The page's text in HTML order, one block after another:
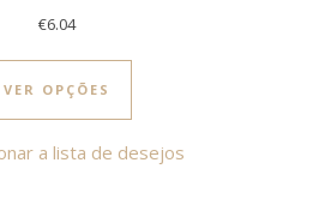
€6.04
VER OPÇÕES
This product has
a lista de desejos